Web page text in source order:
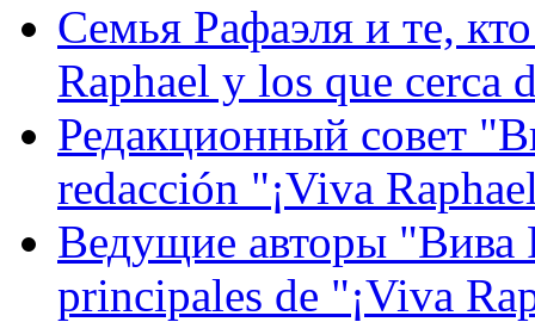
Семья Рафаэля и те,
Raphael y los que cerca
Редакционный совет
redacción "¡Viva
Ведущие авторы "Вива
principales de "¡Viva